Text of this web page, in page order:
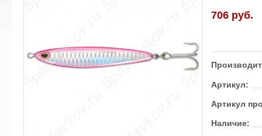
706 руб.
Артикул:
Артикул
Наличие: